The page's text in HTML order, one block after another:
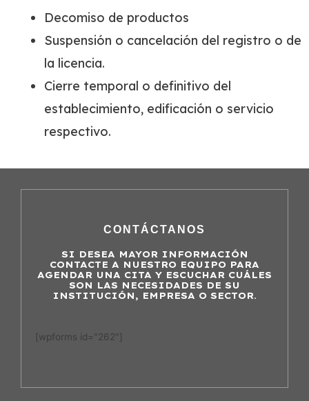
Decomiso de productos
Suspensión o cancelación del registro o de
la licencia.
Cierre temporal o definitivo del
establecimiento, edificación o servicio
respectivo.
CONTÁCTANOS
SI DESEA MAYOR INFORMACIÓN
CONTACTE A NUESTRO EQUIPO PARA
AGENDAR UNA CITA Y ESCUCHAR CUÁLES
SON LAS NECESIDADES DE SU
INSTITUCIÓN, EMPRESA O SECTOR.
[wpforms id="262"]